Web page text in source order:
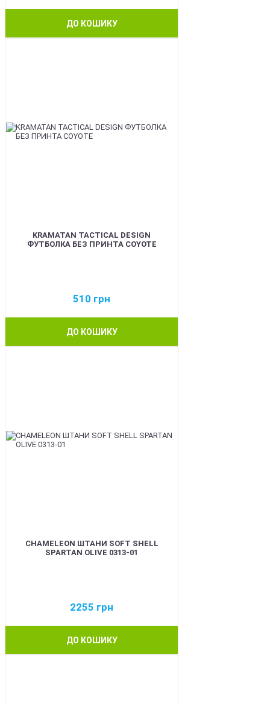
ДО КОШИКУ
KRAMATAN TACTICAL DESIGN
ФУТБОЛКА БЕЗ ПРИНТА COYOTE
510 грн
ДО КОШИКУ
CHAMELEON ШТАНИ SOFT SHELL
SPARTAN OLIVE 0313-01
2255 грн
ДО КОШИКУ